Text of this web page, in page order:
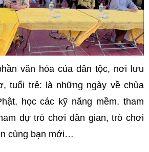
văn hóa của dân tộc, nơi lưu
tuổi trẻ: là những ngày về chùa
học các kỹ năng mềm, tham
dự trò chơi dân gian, trò chơi
cùng bạn mới…